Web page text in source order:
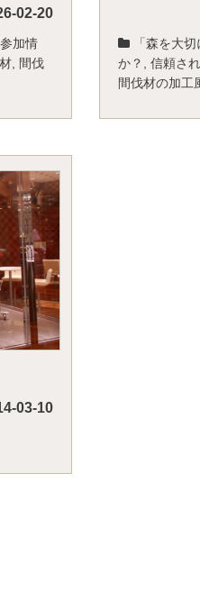
02-20
加情
間伐
「森を大
か？
信頼さ
間伐材の加工
03-10